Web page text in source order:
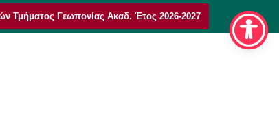
Τμήματος Γεωπονίας Ακαδ. Έτος 2026-2027